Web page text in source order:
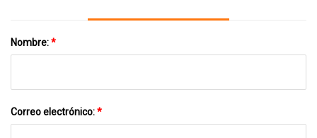
Nombre:*
Correo electrónico:*